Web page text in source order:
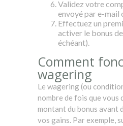
Validez votre
envoyé par e-mail
Effectuez un
activer le bonus
échéant).
Comment
wagering
Le wagering (ou
nombre de fois que vous
montant du bonus avant
vos gains. Par exemple,